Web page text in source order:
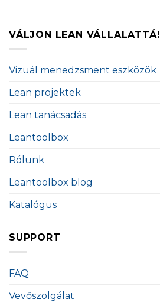
VÁLJON LEAN VÁLLALATTÁ!
Vizuál menedzsment eszközök
Lean projektek
Lean tanácsadás
Leantoolbox
Rólunk
Leantoolbox blog
Katalógus
SUPPORT
FAQ
Vevőszolgálat